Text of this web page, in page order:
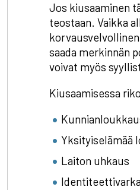
Jos kiusaaminen
teostaan. Vaikka
saada merkinnän
voivat myös
Kiusaamisessa
Yksityiselämää
Laiton uhkaus